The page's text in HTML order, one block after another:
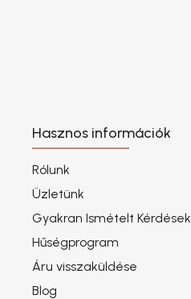
Hasznos információk
Rólunk
Üzletünk
Gyakran Ismételt Kérdések
Hűségprogram
Áru visszaküldése
Blog